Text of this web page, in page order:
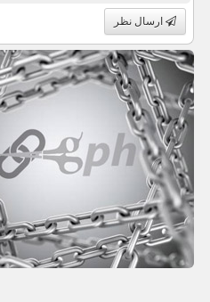
ارسال نظر